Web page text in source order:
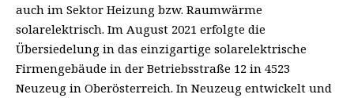
auch im Sektor Heizung bzw. Raumwärme
solarelektrisch. Im August 2021 erfolgte die
Übersiedelung in das einzigartige solarelektrische
Firmengebäude in der Betriebsstraße 12 in 4523
Neuzeug in Oberösterreich. In Neuzeug entwickelt und